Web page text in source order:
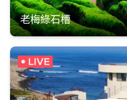
老梅綠石槽